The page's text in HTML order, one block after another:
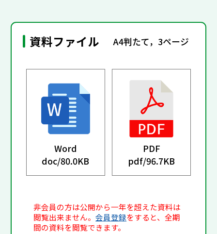
資料ファイル A4判たて，3ページ
Word
doc/80.0KB
PDF
pdf/96.7KB
非会員の方は公開から一年を超えた資料は
閲覧出来ません。会員登録をすると、全期
間の資料を閲覧できます。